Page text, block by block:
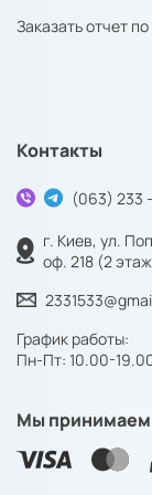
конференции,
помещается в
Без
ощущается
есть
это первая
уже была
Обращение за
дилетантом.
Заказать отчет
Контакты
(063) 233
г. Киев, ул.
оф. 218 (2
График работы:
Пн-Пт: 10.00-
Мы принимаем